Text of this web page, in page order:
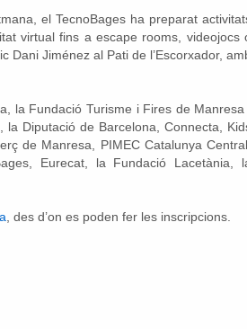
el TecnoBages ha preparat
virtual fins a escape rooms, videojocs
Jiménez al Pati de l’Escorxador,
la Fundació Turisme i Fires de
Diputació de Barcelona, Connecta,
de Manresa, PIMEC Catalunya Central,
Eurecat, la Fundació Lacetània,
, des d’on es poden fer les inscripcions.